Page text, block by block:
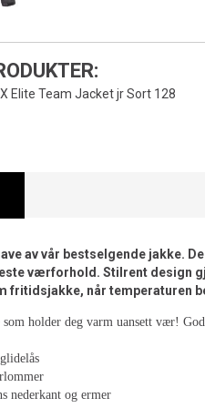
Elite Team Jacket jr Sort 128
av vår bestselgende jakke.
værforhold. Stilrent design
fritidsjakke, når temperaturen
holder deg varm uansett vær!
nederkant og ermer